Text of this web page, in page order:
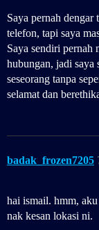
Saya pernah
telefon, tapi saya
Saya sendiri pernah
hubungan, jadi saya
seseorang tanpa
selamat dan
badak_frozen7205
hai ismail. hmm,
nak kesan lokasi ni.